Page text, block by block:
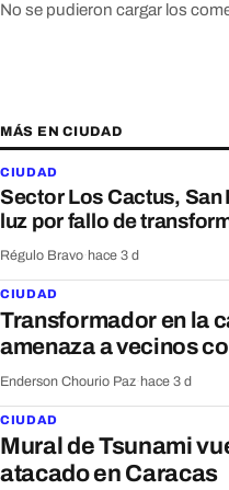
No se pudieron cargar los
MÁS EN CIUDAD
CIUDAD
Sector Los Cactus, San
luz por fallo de
Régulo Bravo hace 3 d
CIUDAD
Transformador en la
amenaza a vecinos
Enderson Chourio Paz hace 3 d
CIUDAD
Mural de Tsunami
atacado en Caracas